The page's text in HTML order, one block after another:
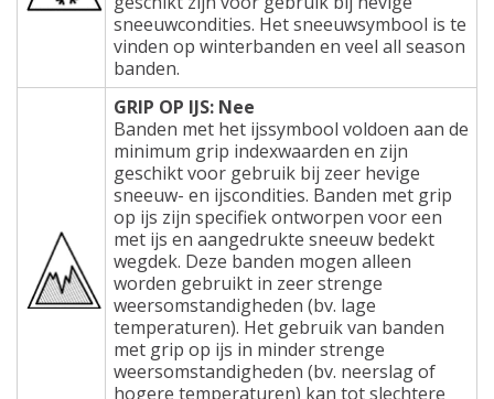
sneeuwcondities. Het sneeuwsymbool is te
vinden op winterbanden en veel all season
banden.
GRIP OP IJS: Nee
Banden met het ijssymbool voldoen aan de
minimum grip indexwaarden en zijn
geschikt voor gebruik bij zeer hevige
sneeuw- en ijscondities. Banden met grip
op ijs zijn specifiek ontworpen voor een
met ijs en aangedrukte sneeuw bedekt
wegdek. Deze banden mogen alleen
worden gebruikt in zeer strenge
weersomstandigheden (bv. lage
temperaturen). Het gebruik van banden
met grip op ijs in minder strenge
weersomstandigheden (bv. neerslag of
hogere temperaturen) kan tot slechtere